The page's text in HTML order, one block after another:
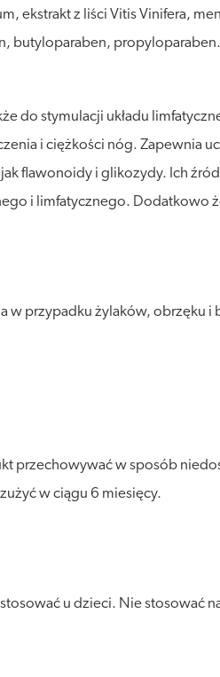
ekstrakt z liści Vitis Vinifera,
butyloparaben, propyloparaben.
do stymulacji układu
i ciężkości nóg. Zapewnia
flawonoidy i glikozydy. Ich
i limfatycznego. Dodatkowo
w przypadku żylaków, obrzęku
przechowywać w sposób
w ciągu 6 miesięcy.
u dzieci. Nie stosować